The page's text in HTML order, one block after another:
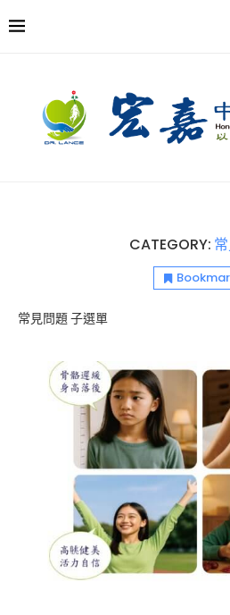
CATEGORY:
常見問題 子選單